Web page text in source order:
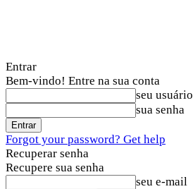
Entrar
Bem-vindo! Entre na sua conta
seu usuário
sua senha
Forgot your password? Get help
Recuperar senha
Recupere sua senha
seu e-mail